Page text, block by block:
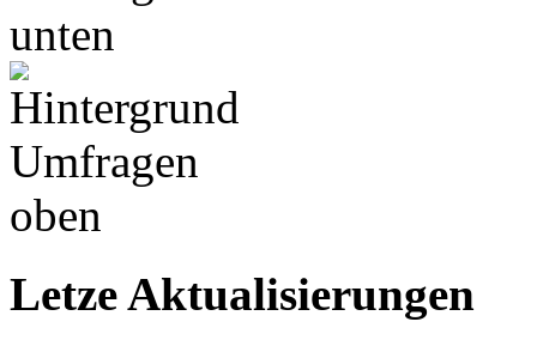
Letze Aktualisierungen